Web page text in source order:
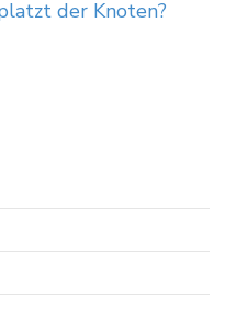
der Knoten?